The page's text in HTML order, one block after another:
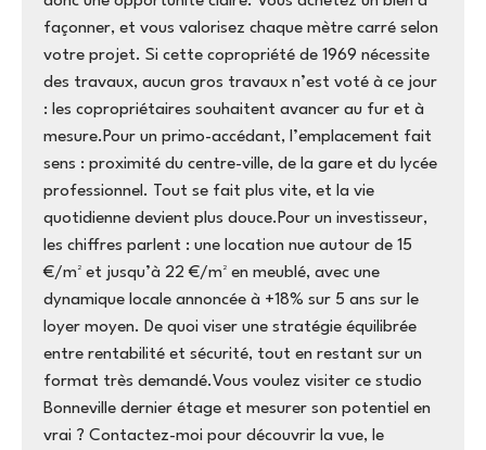
façonner, et vous valorisez chaque mètre carré selon
votre projet. Si cette copropriété de 1969 nécessite
des travaux, aucun gros travaux n’est voté à ce jour
: les copropriétaires souhaitent avancer au fur et à
mesure.Pour un primo-accédant, l’emplacement fait
sens : proximité du centre-ville, de la gare et du lycée
professionnel. Tout se fait plus vite, et la vie
quotidienne devient plus douce.Pour un investisseur,
les chiffres parlent : une location nue autour de 15
€/m² et jusqu’à 22 €/m² en meublé, avec une
dynamique locale annoncée à +18% sur 5 ans sur le
loyer moyen. De quoi viser une stratégie équilibrée
entre rentabilité et sécurité, tout en restant sur un
format très demandé.Vous voulez visiter ce studio
Bonneville dernier étage et mesurer son potentiel en
vrai ? Contactez-moi pour découvrir la vue, le